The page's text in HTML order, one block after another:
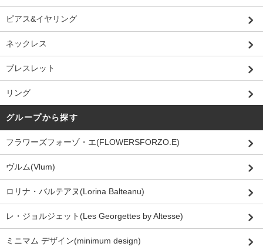
ピアス&イヤリング
ネックレス
ブレスレット
リング
グループから探す
フラワーズフォーゾ・エ(FLOWERSFORZO.E)
ヴルム(Vlum)
ロリナ・バルテアヌ(Lorina Balteanu)
レ・ジョルジェット(Les Georgettes by Altesse)
ミニマム デザイン(minimum design)